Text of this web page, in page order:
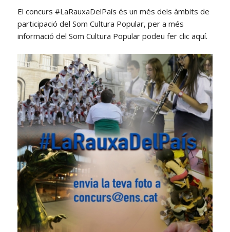
El concurs #LaRauxaDelPaís és un més dels àmbits de
participació del Som Cultura Popular, per a més
informació del Som Cultura Popular podeu fer clic aquí.